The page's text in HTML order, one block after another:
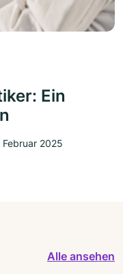
Ein
Februar 2025
Alle ansehen